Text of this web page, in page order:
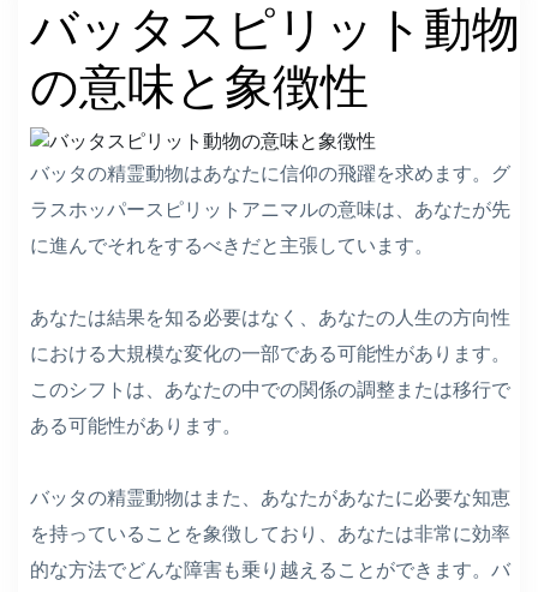
バッタスピリット動物
の意味と象徴性
バッタの精霊動物はあなたに信仰の飛躍を求めます。グ
ラスホッパースピリットアニマルの意味は、あなたが先
に進んでそれをするべきだと主張しています。
あなたは結果を知る必要はなく、あなたの人生の方向性
における大規模な変化の一部である可能性があります。
このシフトは、あなたの中での関係の調整または移行で
ある可能性があります。
バッタの精霊動物はまた、あなたがあなたに必要な知恵
を持っていることを象徴しており、あなたは非常に効率
的な方法でどんな障害も乗り越えることができます。バ